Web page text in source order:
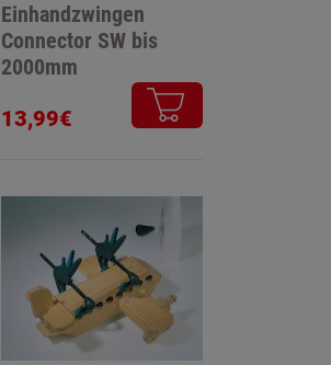
Einhandzwingen
Connector SW bis
2000mm
13,99€